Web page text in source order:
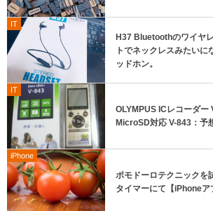
IT
H37 Bluetoothのワイヤ
トでネックレスみたい
ッドホン。
IT
OLYMPUS ICレコーダー
MicroSD対応 V-843：予
iPhone
ポモドーロテクニックを
タイマーにて【iPhoneア